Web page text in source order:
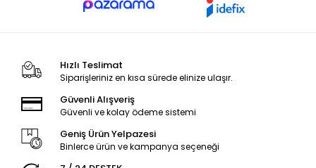
Hızlı Teslimat
Siparişleriniz en kısa sürede elinize ulaşır.
Güvenli Alışveriş
Güvenli ve kolay ödeme sistemi
Geniş Ürün Yelpazesi
Binlerce ürün ve kampanya seçeneği